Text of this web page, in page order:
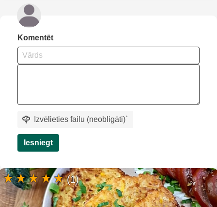
Komentēt
Izvēlieties failu (neobligāti)`
Iesniegt
(1)